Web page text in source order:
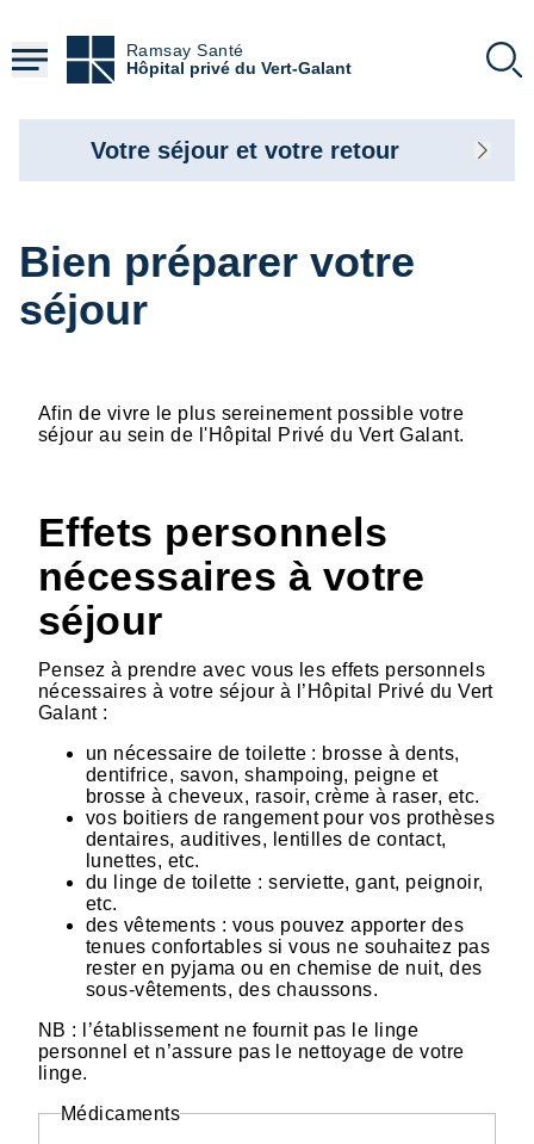
contenu
principal
Ramsay Santé
Hôpital privé du Vert-Galant
Bien préparer votre
séjour
Afin de vivre le plus sereinement possible votre
séjour au sein de l'Hôpital Privé du Vert Galant.
Effets personnels
nécessaires à votre
séjour
Pensez à prendre avec vous les effets personnels
nécessaires à votre séjour à l’Hôpital Privé du Vert
Galant :
un nécessaire de toilette : brosse à dents,
dentifrice, savon, shampoing, peigne et
brosse à cheveux, rasoir, crème à raser, etc.
vos boitiers de rangement pour vos prothèses
dentaires, auditives, lentilles de contact,
lunettes, etc.
du linge de toilette : serviette, gant, peignoir,
etc.
des vêtements : vous pouvez apporter des
tenues confortables si vous ne souhaitez pas
rester en pyjama ou en chemise de nuit, des
sous-vêtements, des chaussons.
NB : l’établissement ne fournit pas le linge
personnel et n’assure pas le nettoyage de votre
linge.
Médicaments
Votre séjour et votre retour